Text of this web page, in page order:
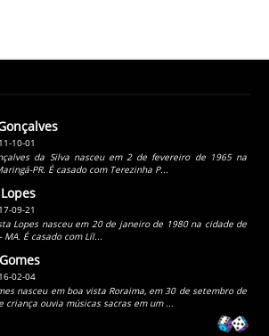
10-01
da Silva nasceu em 2 de fevereiro de 1965 na
PR. É casado com Terezinha P...
09-21
Lopes nasceu em 20 de janeiro de 1980 na cidade de
MA. É casado com Líl...
02-04
nasceu em boa vista Roraima, em 30 de setembro de
criança ouvia músicas sacras em um ...